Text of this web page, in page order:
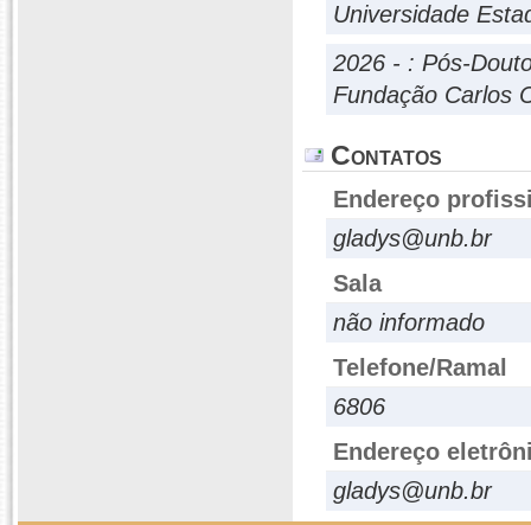
Universidade
2026 - : Pós-
Fundação Carlos
Contatos
Endereço
gladys@unb.br
Sala
não informado
Telefone/Ramal
6806
Endereço
gladys@unb.br